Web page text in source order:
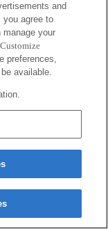
and
agree to
manage your
preferences,
available.